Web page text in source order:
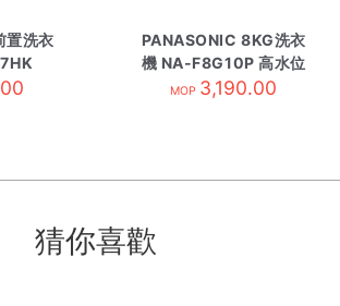
置洗衣
PANASONIC 8KG洗衣
機 NA-F8G10P 高水位
MOP 3,190.00
猜你喜歡